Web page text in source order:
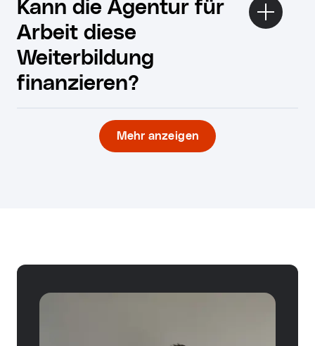
Kann die Agentur für
Arbeit diese
Weiterbildung
finanzieren?
Mehr anzeigen